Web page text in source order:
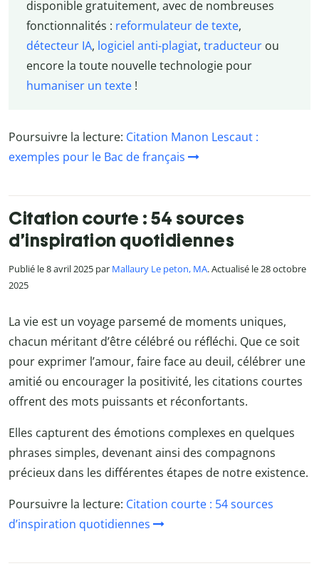
disponible gratuitement, avec de nombreuses
fonctionnalités : reformulateur de texte,
détecteur IA, logiciel anti-plagiat, traducteurou
encore la toute nouvelle technologie pour
humaniser un texte!
Poursuivre la lecture: Citation Manon Lescaut :
exemples pour le Bac de français
Citation courte : 54 sources
d’inspiration quotidiennes
Publié le 8 avril 2025 par Mallaury Le peton, MA. Actualisé le 28 octobre
2025
La vie est un voyage parsemé de moments uniques,
chacun méritant d’être célébré ou réfléchi. Que ce soit
pour exprimer l’amour, faire face au deuil, célébrer une
amitié ou encourager la positivité, les citations courtes
offrent des mots puissants et réconfortants.
Elles capturent des émotions complexes en quelques
phrases simples, devenant ainsi des compagnons
précieux dans les différentes étapes de notre existence.
Poursuivre la lecture: Citation courte : 54 sources
d’inspiration quotidiennes